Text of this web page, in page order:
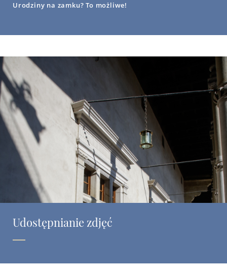
Urodziny na zamku? To możliwe!
Udostępnianie zdjęć